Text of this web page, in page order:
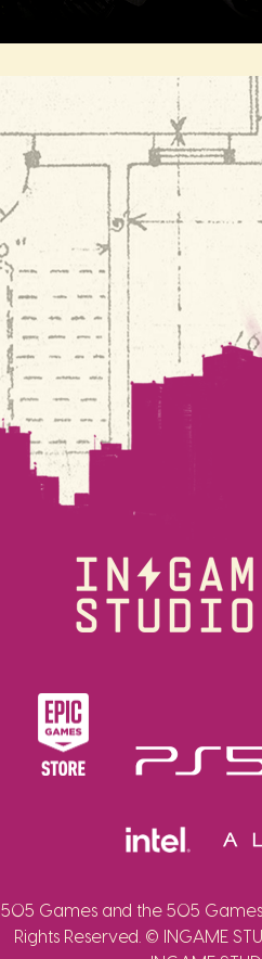
505 Games and the 505
Rights Reserved. © INGAME